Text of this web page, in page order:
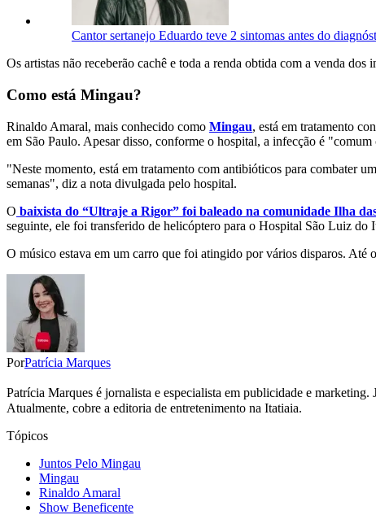
Cantor sertanejo Eduardo teve 2 sintomas antes do
Os artistas não receberão cachê e toda a renda obtida com a venda dos
Como está Mingau?
Rinaldo Amaral, mais conhecido como Mingau, está em tratamento
em São Paulo. Apesar disso, conforme o hospital, a infecção é
"Neste momento, está em tratamento com antibióticos para combater
semanas", diz a nota divulgada pelo hospital.
O baixista do “Ultraje a Rigor” foi baleado na comunidade Ilha
seguinte, ele foi transferido de helicóptero para o Hospital São Luiz do
O músico estava em um carro que foi atingido por vários disparos. Até
PorPatrícia Marques
Patrícia Marques é jornalista e especialista em publicidade e
Atualmente, cobre a editoria de entretenimento na Itatiaia.
Tópicos
Juntos Pelo Mingau
Mingau
Rinaldo Amaral
Show Beneficente